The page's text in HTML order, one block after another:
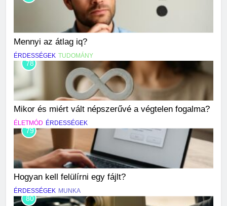
Mennyi az átlag iq?
ÉRDESSÉGEK TUDOMÁNY
78
Mikor és miért vált népszerűvé a végtelen fogalma?
ÉLETMÓD ÉRDESSÉGEK
79
Hogyan kell felülírni egy fájlt?
ÉRDESSÉGEK MUNKA
80